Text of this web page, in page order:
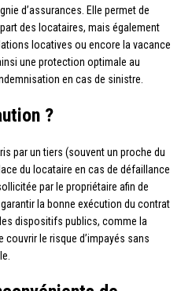
d’assurances. Elle permet de
des locataires, mais également
locatives ou encore la vacance
une protection optimale au
en cas de sinistre.
?
par un tiers (souvent un proche du
du locataire en cas de défaillance
par le propriétaire afin de
la bonne exécution du contrat
dispositifs publics, comme la
le risque d’impayés sans